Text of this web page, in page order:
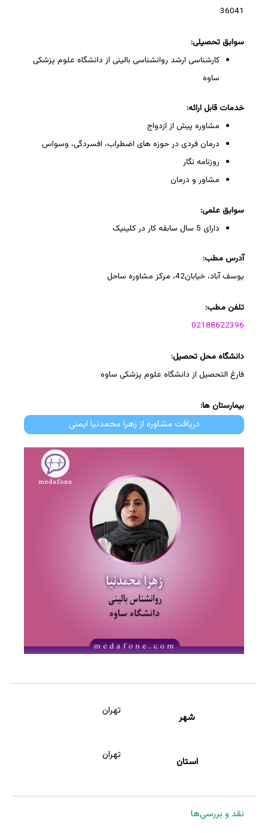
36041
سوابق تحصیلی:
کارشناسی ارشد روانشناسی بالینی از دانشگاه علوم پزشکی
ساوه
خدمات قابل ارائه:
مشاوره پیش از ازدواج
درمان فردی در حوزه های اضطراب، افسردگی، وسواس
روزنامه نگار
مشاور و درمان
سوابق علمی:
دارای 5 سال سابقه کار در کلینیک
آدرس مطب:
یوسف آباد، خیابان42، مرکز مشاوره ساحل
تلفن مطب:
02188622396
دانشگاه محل تحصیل:
فارغ التحصیل از دانشگاه علوم پزشکی ساوه
بیمارستان ها:
دریافت مشاوره از زهرا محمدنیا ایمنی
شهر
تهران
استان
تهران
نقد و بررسی‌ها